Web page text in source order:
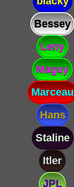
Bessey
Leny
Maguy
Marceau
Hans
Staline
Itler
JPL